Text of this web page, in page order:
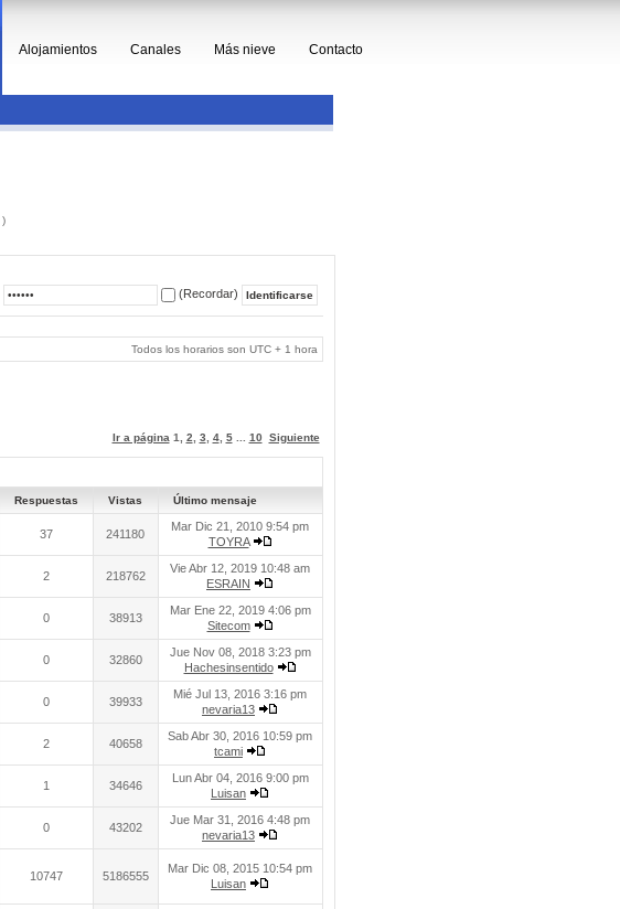
Alojamientos Canales Más nieve Contacto
)
(Recordar)
Todos los horarios son UTC + 1 hora
Ir a página 1 2 3 4, 5... 10 Siguiente
Respuestas Vistas Último mensaje
37 241180
Mar Dic 21, 2010 9:54 pm
TOYRA
2 218762
Vie Abr 12, 2019 10:48 am
ESRAIN
0 38913
Mar Ene 22, 2019 4:06 pm
Sitecom
0 32860
Jue Nov 08, 2018 3:23 pm
Hachesinsentido
0 39933
Mié Jul 13, 2016 3:16 pm
nevaria13
2 40658
Sab Abr 30, 2016 10:59 pm
tcami
1 34646
Lun Abr 04, 2016 9:00 pm
Luisan
0 43202
Jue Mar 31, 2016 4:48 pm
nevaria13
10747 5186555
Mar Dic 08, 2015 10:54 pm
Luisan